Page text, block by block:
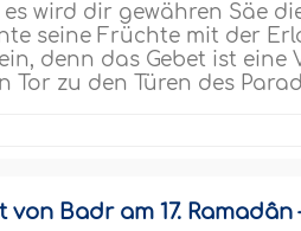
es wird dir gewähren Säe
seine Früchte mit der
denn das Gebet ist eine
Tor zu den Türen des
Badr am 17. Ramadân